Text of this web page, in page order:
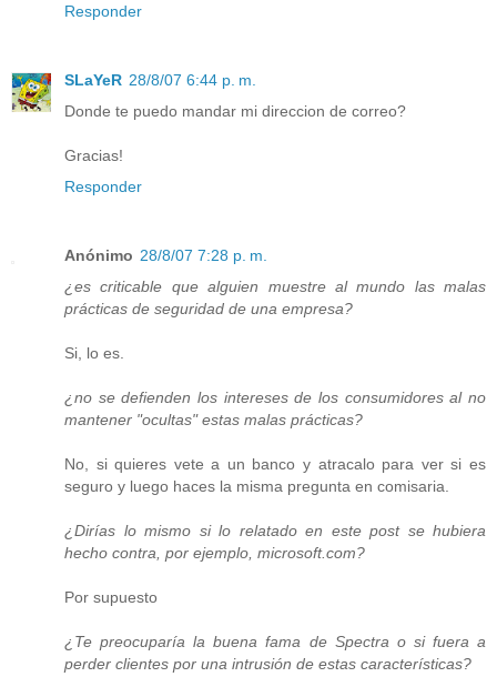
Responder
SLaYeR 28/8/07 6:44 p. m.
Donde te puedo mandar mi direccion de correo?
Gracias!
Responder
Anónimo 28/8/07 7:28 p. m.
¿es criticable que alguien muestre al mundo las malas
prácticas de seguridad de una empresa?
Si, lo es.
¿no se defienden los intereses de los consumidores al no
mantener "ocultas" estas malas prácticas?
No, si quieres vete a un banco y atracalo para ver si es
seguro y luego haces la misma pregunta en comisaria.
¿Dirías lo mismo si lo relatado en este post se hubiera
hecho contra, por ejemplo, microsoft.com?
Por supuesto
¿Te preocuparía la buena fama de Spectra o si fuera a
perder clientes por una intrusión de estas características?